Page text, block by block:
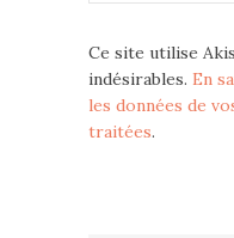
Ce site utilise
indésirables. En
les données de
traitées.